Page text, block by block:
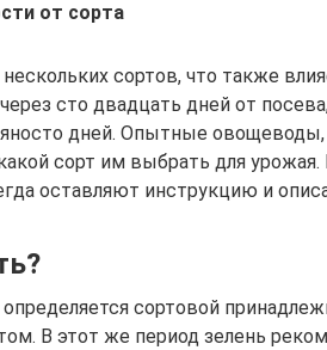
от сорта
сортов, что также
сто двадцать дней от
дней. Опытные овощеводы,
сорт им выбрать для
оставляют инструкцию и
сортовой
В этот же период зелень